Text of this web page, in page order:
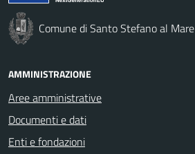
Comune di Santo Stefano al Mare
AMMINISTRAZIONE
Aree amministrative
Documenti e dati
Enti e fondazioni